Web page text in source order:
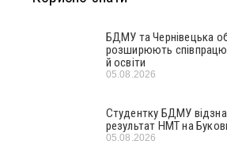
БДМУ та Чернівецька
розширюють
й освіти
05.08.2026
Студентку БДМУ
результат НМТ на
05.08.2026